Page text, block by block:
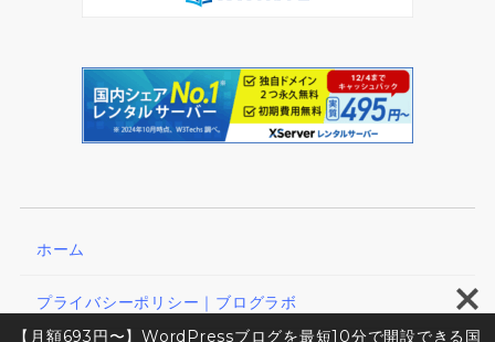
ホーム
プライバシーポリシー｜ブログラボ
【月額693円〜】WordPressブログを最短10分で開設できる国